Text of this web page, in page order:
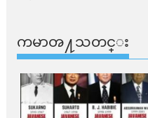
ကမာၻ႔သတင္း